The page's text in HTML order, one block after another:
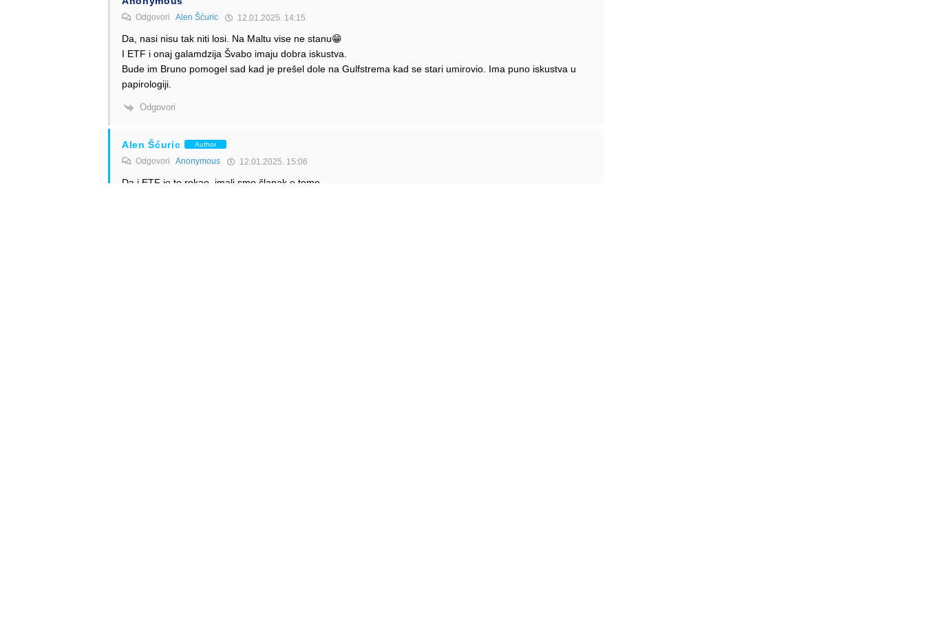
Odgovori Alen Šćuric 12.01.2025. 14:15
Da, nasi nisu tak niti losi. Na Maltu vise ne stanu😁
I ETF i onaj galamdzija Švabo imaju dobra iskustva.
Bude im Bruno pomogel sad kad je prešel dole na Gulfstrema kad se stari umirovio. Ima puno iskustva u
papirologiji.
Odgovori
Alen Šćuric Author
Odgovori Anonymous 12.01.2025. 15:06
Da i ETF je to rekao, imali smo članak o tome.